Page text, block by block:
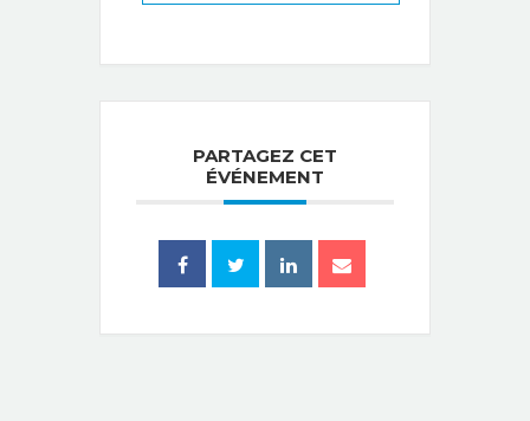
PARTAGEZ CET
ÉVÉNEMENT